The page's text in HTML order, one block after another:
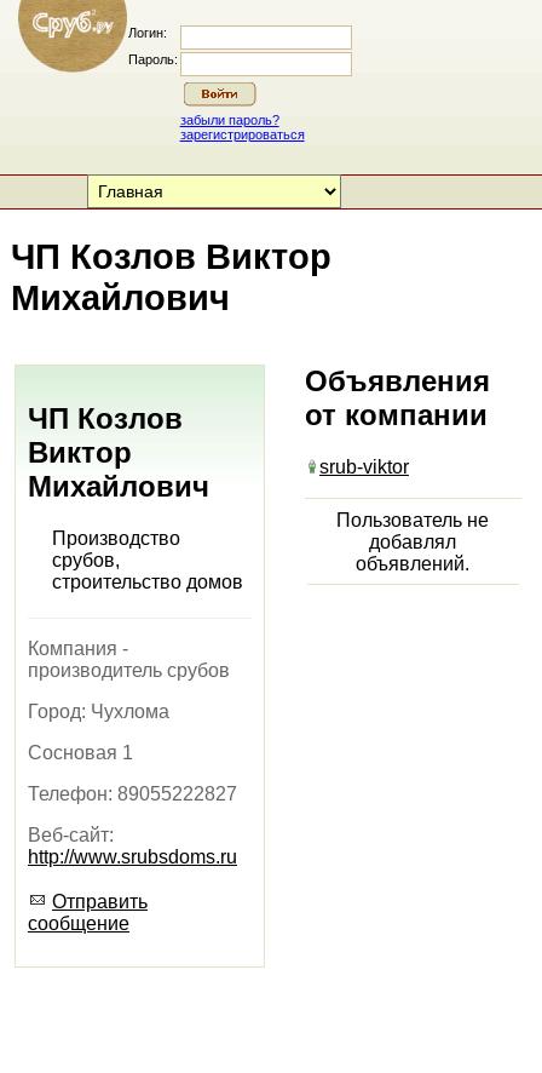
Логин:
Пароль:
забыли пароль?
зарегистрироваться
ЧП Козлов Виктор
Михайлович
ЧП Козлов
Виктор
Михайлович
Производство
срубов,
строительство домов
Компания -
производитель срубов
Город: Чухлома
Сосновая 1
Телефон: 89055222827
Веб-сайт:
http://www.srubsdoms.ru
Отправить
сообщение
Объявления
от компании
srub-viktor
Пользователь не
добавлял
объявлений.